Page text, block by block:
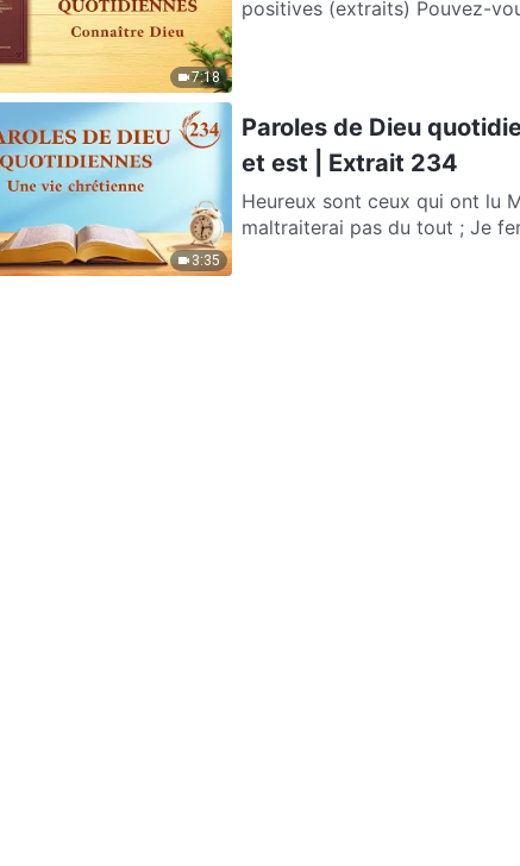
7:18
positives
3:35
Paroles de Dieu
et est | Extrait 234
Heureux sont ceux qui ont lu
maltraiterai pas du tout ; Je